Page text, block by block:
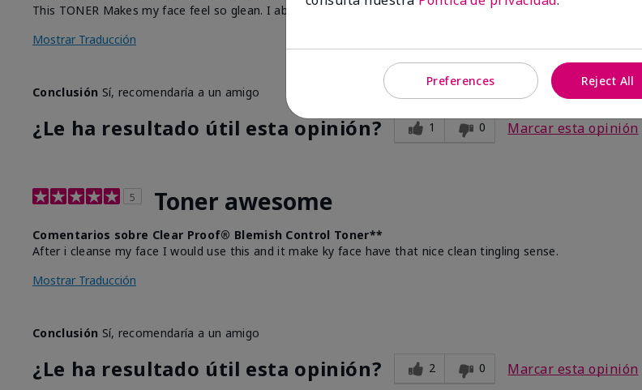
This TONER Makes my face feel so glean. I absolutely love it 🥰
Mostrar Traducción
Conclusión Sí, recomendaría a un amigo
¿Le ha resultado útil esta opinión? 1 0 Marcar esta opinión
5 Toner awesome
Comentarios sobre Clear Proof® Blemish Control Toner**
After i cleanse my face I would use this and it make ky face have that nice clean tingling sense.
Mostrar Traducción
Conclusión Sí, recomendaría a un amigo
¿Le ha resultado útil esta opinión? 2 0 Marcar esta opinión
Preferences Reject All